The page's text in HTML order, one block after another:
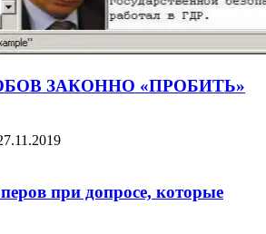
ЗАКОННО «ПРОБИТЬ»
при допросе, которые